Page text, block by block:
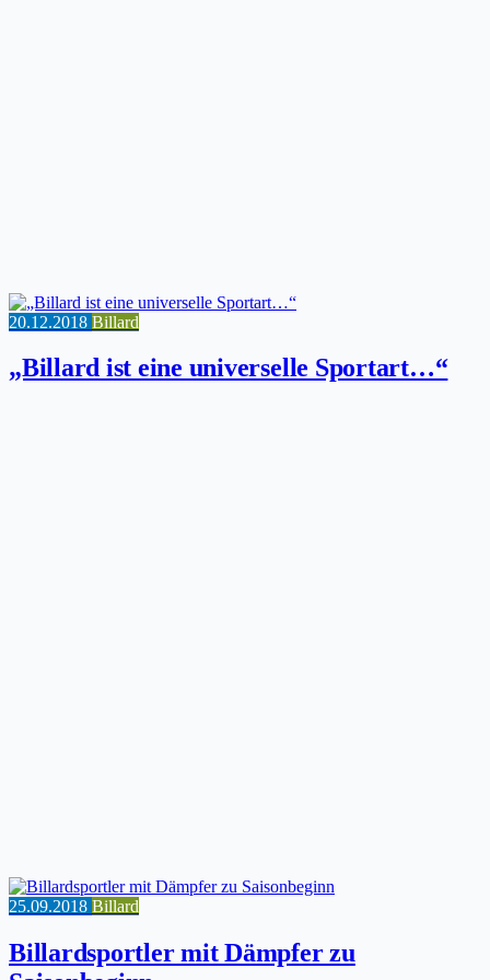
20.12.2018 Billard
„Billard ist eine universelle Sportart…“
25.09.2018 Billard
Billardsportler mit Dämpfer zu